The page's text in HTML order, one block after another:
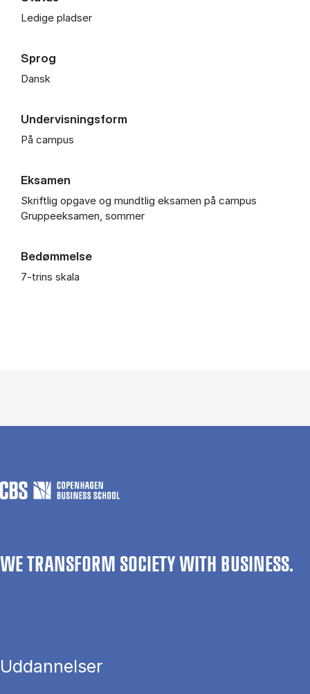
Ledige pladser
Sprog
Dansk
Undervisningsform
På campus
Eksamen
Skriftlig opgave og mundtlig eksamen på campus
Gruppeeksamen, sommer
Bedømmelse
7-trins skala
WE TRANSFORM SOCIETY WITH BUSINESS.
Uddannelser